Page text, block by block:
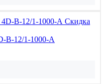
Скидка
12/1-1000-A